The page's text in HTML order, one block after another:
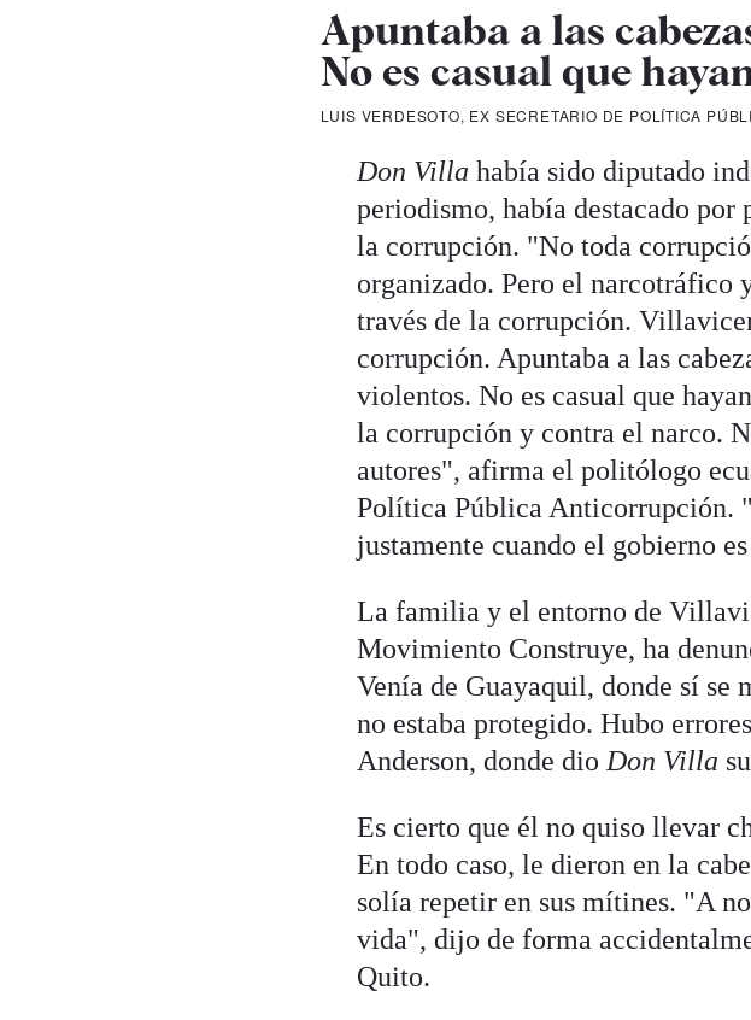
Apuntaba a las
No es casual que
LUIS VERDESOTO, EX SECRETARIO DE POLÍTICA
Don Villa había sido diputado
periodismo, había destacado
la corrupción. "No toda
organizado. Pero el narcotráfico
través de la corrupción.
corrupción. Apuntaba a las
violentos. No es casual que
la corrupción y contra el narco.
autores", afirma el politólogo
Política Pública Anticorrupción.
justamente cuando el gobierno
La familia y el entorno de
Movimiento Construye, ha
Venía de Guayaquil, donde sí se
no estaba protegido. Hubo
Anderson, donde dioDon Villa
Es cierto que él no quiso llevar
En todo caso, le dieron en la
solía repetir en sus mítines. "A
vida", dijo de forma
Quito.